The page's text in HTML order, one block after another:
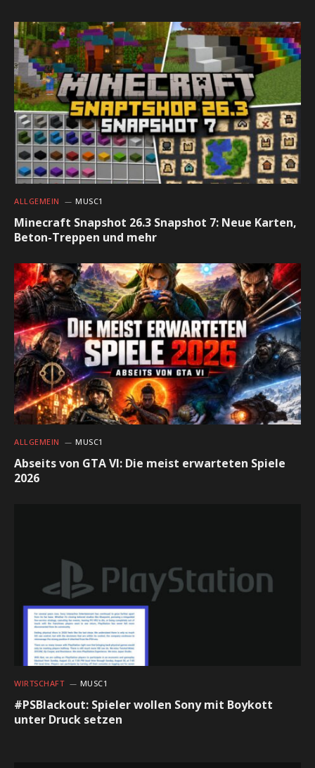
ALLGEMEIN MUSC1
Minecraft Snapshot 26.3 Snapshot 7: Neue Karten,
Beton-Treppen und mehr
ALLGEMEIN MUSC1
Abseits von GTA VI: Die meist erwarteten Spiele
2026
WIRTSCHAFT MUSC1
#PSBlackout: Spieler wollen Sony mit Boykott
unter Druck setzen